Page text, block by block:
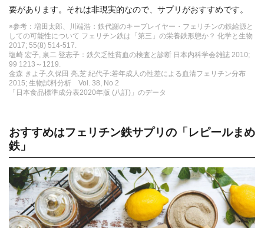
要があります。それは非現実的なので、サプリがおすすめです。
※参考：増田太郎、川端浩：鉄代謝のキープレイヤー・フェリチンの鉄給源と
しての可能性について フェリチン鉄は「第三」の栄養鉄形態か？ 化学と生物
2017; 55(8) 514-517.
塩崎 宏子, 泉二 登志子：鉄欠乏性貧血の検査と診断 日本内科学会雑誌 2010;
99 1213～1219.
金森 きよ子,久保田 亮,芝 紀代子:若年成人の性差による血清フェリチン分布
2015; 生物試料分析 Vol. 38, No 2
「日本食品標準成分表2020年版 (八訂)」のデータ
おすすめはフェリチン鉄サプリの「レピールまめ
鉄」